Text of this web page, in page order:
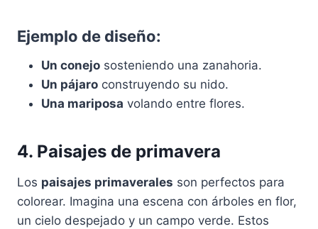
Ejemplo de diseño:
Un conejo sosteniendo una zanahoria.
Un pájaro construyendo su nido.
Una mariposa volando entre flores.
4. Paisajes de primavera
Los paisajes primaverales son perfectos para
colorear. Imagina una escena con árboles en flor,
un cielo despejado y un campo verde. Estos